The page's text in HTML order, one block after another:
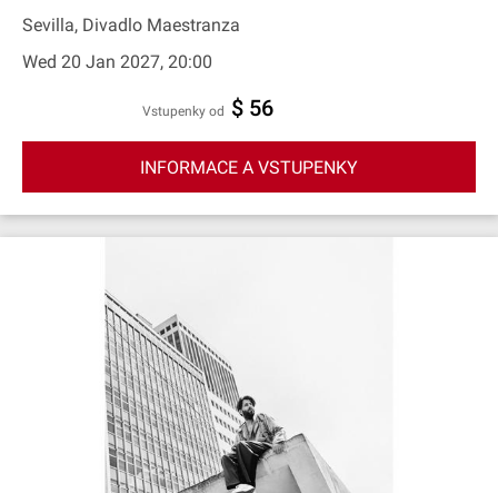
Sevilla, Divadlo Maestranza
Wed 20 Jan 2027, 20:00
Vstupenky od $ 56
INFORMACE A VSTUPENKY